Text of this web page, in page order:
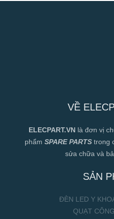
VỀ
ELECPART.VN là đơn vị
phẩm SPARE PARTStrong
sửa chữa và
SẢN
ĐÈN LED Y
QUẠT